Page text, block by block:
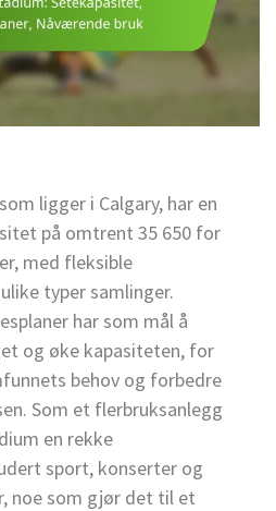
ligger i Calgary, har en
på omtrent 35 650 for
med fleksible
typer samlinger.
har som mål å
og øke kapasiteten, for
behov og forbedre
Som et flerbruksanlegg
en rekke
sport, konserter og
noe som gjør det til et